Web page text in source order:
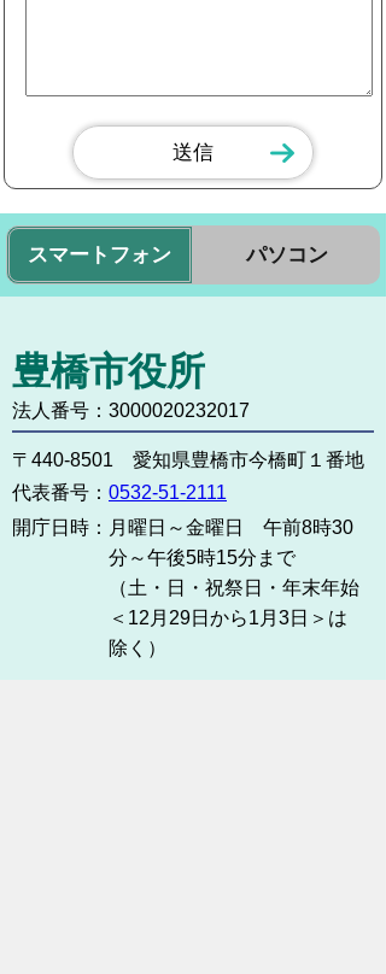
スマートフォン パソコン
豊橋市役所
法人番号：3000020232017
〒440-8501 愛知県豊橋市今橋町１番地
代表番号： 0532-51-2111
開庁日時： 月曜日～金曜日 午前8時30
分～午後5時15分まで
（土・日・祝祭日・年末年始
＜12月29日から1月3日＞は
除く）